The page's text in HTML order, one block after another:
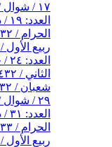
١٧ / شوال / ١٤٣١ هـ
العدد: ١٩ / ذي الحجة / ١٤٣١ هـ
الحرام / ١٤٣٢ هـ
ربيع الأول / ١٤٣٢ هـ
العدد: ٢٤ / جمادي الأول / ١٤٣٢ هـ
الثاني / ١٤٣٢ هـ
شعبان / ١٤٣٢ هـ
٢٩ / شوال / ١٤٣٢ هـ
العدد: ٣١ / ذي الحجة / ١٤٣٢ هـ
الحرام / ١٤٣٣ هـ
ربيع الأول / ١٤٣٣ هـ